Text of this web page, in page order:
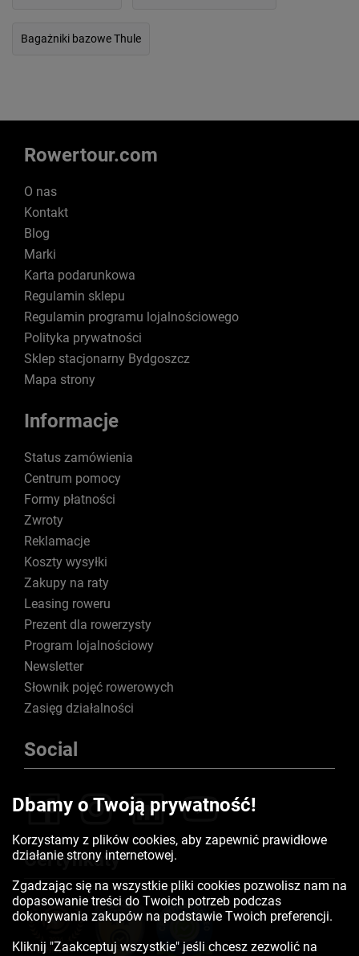
Bagażniki bazowe Thule
Rowertour.com
O nas
Kontakt
Blog
Marki
Karta podarunkowa
Regulamin sklepu
Regulamin programu lojalnościowego
Polityka prywatności
Sklep stacjonarny Bydgoszcz
Mapa strony
Informacje
Status zamówienia
Centrum pomocy
Formy płatności
Zwroty
Reklamacje
Koszty wysyłki
Zakupy na raty
Leasing roweru
Prezent dla rowerzysty
Program lojalnościowy
Newsletter
Słownik pojęć rowerowych
Zasięg działalności
Social
Certyfikaty
Dbamy o Twoją prywatność!
Korzystamy z plików cookies, aby zapewnić prawidłowe
działanie strony internetowej.
Zgadzając się na wszystkie pliki cookies pozwolisz nam na
dopasowanie treści do Twoich potrzeb podczas
dokonywania zakupów na podstawie Twoich preferencji.
Kliknij "Zaakceptuj wszystkie" jeśli chcesz zezwolić na